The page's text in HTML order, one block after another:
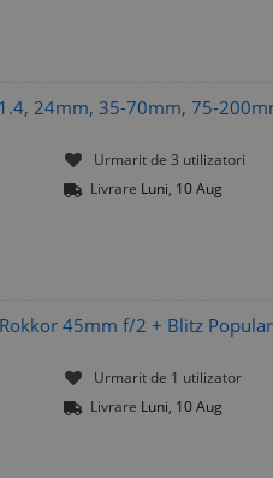
24mm, 35-70mm, 75-
Urmarit de 3 utilizatori
Livrare Luni, 10 Aug
45mm f/2 + Blitz Popular
Urmarit de 1 utilizator
Livrare Luni, 10 Aug